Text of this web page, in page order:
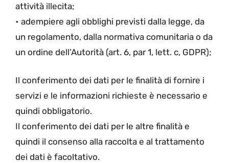
attività illecita;
• adempiere agli obblighi previsti dalla legge, da
un regolamento, dalla normativa comunitaria o da
un ordine dell’Autorità (art. 6, par 1, lett. c, GDPR);
Il conferimento dei dati per le finalità di fornire i
servizi e le informazioni richieste è necessario e
quindi obbligatorio.
Il conferimento dei dati per le altre finalità e
quindi il consenso alla raccolta e al trattamento
dei dati è facoltativo.